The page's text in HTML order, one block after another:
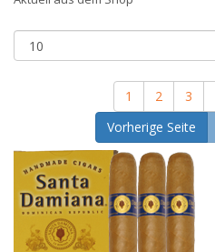
1 2 3
Vorherige Seite